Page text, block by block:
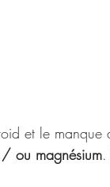
et le
ou magnésium